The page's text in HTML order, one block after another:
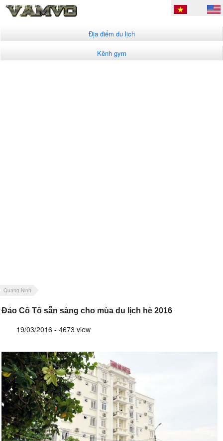
Địa điểm du lịch
Kênh gym
Quang Ninh
Đảo Cô Tô sẵn sàng cho mùa du lịch hè 2016
19/03/2016 - 4673 view